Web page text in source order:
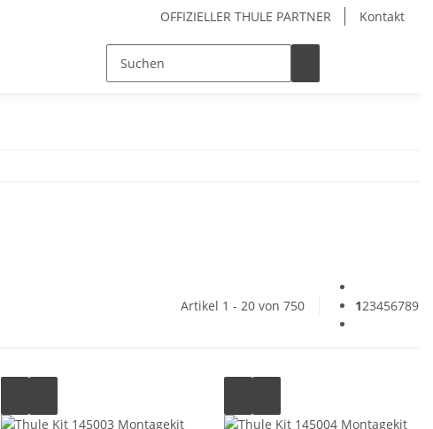
OFFIZIELLER THULE PARTNER Kontakt
Artikel 1 - 20 von 750 123456789